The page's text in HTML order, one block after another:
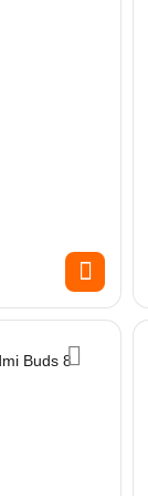
Buds 8